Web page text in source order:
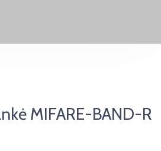
MIFARE-BAND-R